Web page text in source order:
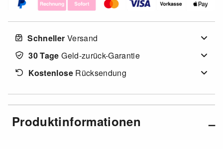
Schneller Versand
30 Tage Geld-zurück-Garantie
KostenloseRücksendung
Produktinformationen